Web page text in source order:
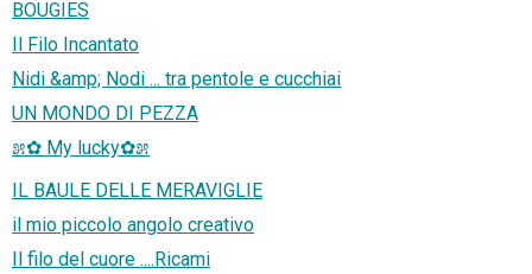
BOUGIES
Il Filo Incantato
Nidi &amp; Nodi ... tra pentole e cucchiai
UN MONDO DI PEZZA
೫✿ My lucky✿೫
IL BAULE DELLE MERAVIGLIE
il mio piccolo angolo creativo
Il filo del cuore ....Ricami